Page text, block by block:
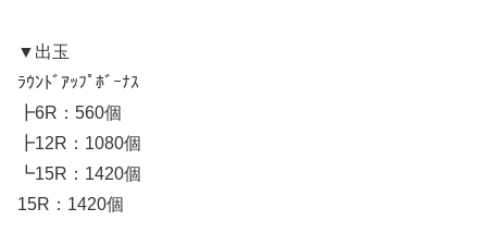
▼出玉
ﾗｳﾝﾄﾞｱｯﾌﾟﾎﾞｰﾅｽ
┣6R：560個
┣12R：1080個
┗15R：1420個
15R：1420個